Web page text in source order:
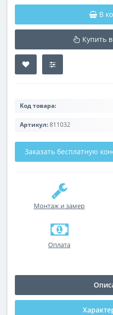
В
Купить
Код товара:
Артикул:811032
Заказать бесплатную
Монтаж и замер
Оплата